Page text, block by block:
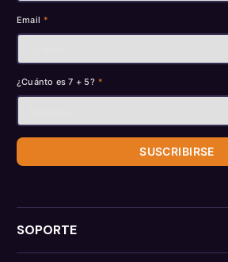
Email *
¿Cuánto es 7 + 5? *
SUSCRIBIRSE
SOPORTE